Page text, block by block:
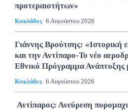
προτεραιοτήτων»
Κυκλάδες 6 Αυγούστου 2026
Γιάννης Βρούτσης: «Ιστορική
και την Αντίπαρο-Το νέο
Εθνικό Πρόγραμμα Ανάπτυξης
Κυκλάδες 6 Αυγούστου 2026
Αντίπαρος: Ανεύρεση